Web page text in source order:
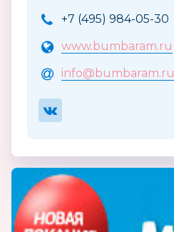
+7 (495) 984-05-30
www.bumbaram.ru
info@bumbaram.ru